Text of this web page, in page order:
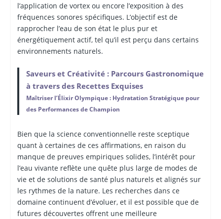
l’application de vortex ou encore l’exposition à des
fréquences sonores spécifiques. L’objectif est de
rapprocher l’eau de son état le plus pur et
énergétiquement actif, tel qu’il est perçu dans certains
environnements naturels.
Saveurs et Créativité : Parcours Gastronomique
à travers des Recettes Exquises
Maîtriser l’Élixir Olympique : Hydratation Stratégique pour
des Performances de Champion
Bien que la science conventionnelle reste sceptique
quant à certaines de ces affirmations, en raison du
manque de preuves empiriques solides, l’intérêt pour
l’eau vivante reflète une quête plus large de modes de
vie et de solutions de santé plus naturels et alignés sur
les rythmes de la nature. Les recherches dans ce
domaine continuent d’évoluer, et il est possible que de
futures découvertes offrent une meilleure